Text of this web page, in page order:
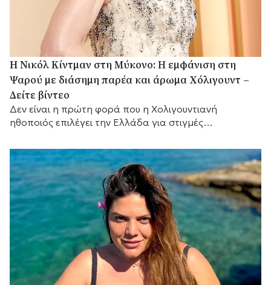
H Νικόλ Κίντμαν στη Μύκονο: Η εμφάνιση στη
Ψαρού με διάσημη παρέα και άρωμα Χόλιγουντ –
Δείτε βίντεο
Δεν είναι η πρώτη φορά που η Χολιγουντιανή
ηθοποιός επιλέγει την Ελλάδα για στιγμές